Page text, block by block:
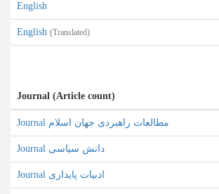
English
English (Translated)
Journal (Article count)
Journal مطالعات راهبردی جهان اسلام
Journal دانش سیاسی
Journal ادبیات پایداری